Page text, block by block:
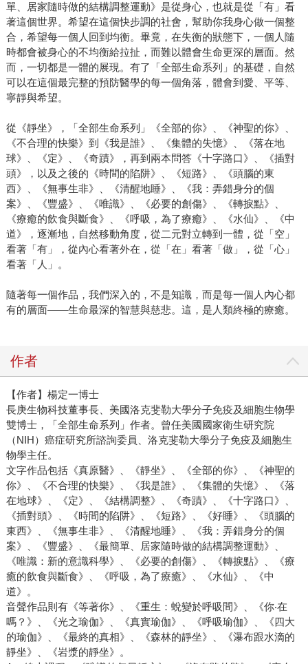
單、居家隨時做的結構調整運動》是從身心，也就是從「有」看
著這個世界。希望在這個快步調的社會，幫助你我身心做一個整
合，希望每一個人回到均衡。畢竟，在失衡的狀態下，一個人隨
時都會被身心的不均衡給拉扯，而難以體會生命更深的層面。然
而，一切都是一體的展現。有了「全部生命系列」的基礎，自然
可以在這個最完整的預防醫學的每一個角落，體會到愛、平等、
寧靜與希望。
從《靜坐》，「全部生命系列」《全部的你》、《神聖的你》、
《不合理的快樂》到《我是誰》、《集體的失憶》、《落在地
球》、《定》、《奇蹟》，再到兩本問答《十字路口》、《插對
頭》，以及之後的《時間的陷阱》、《短路》、《頭腦的東
西》、《無事生非》、《清醒地睡》、《我：弄錯身分的個
案》、《豐盛》、《唯識》、《必要的創傷》、《轉捩點》、
《療癒的飲食與斷食》、《呼吸，為了療癒》、《水仙》、《中
道》，逐漸地，自然移動角度，從二元對立轉到一體，從「空」
看著「有」，從內心看著外在，從「在」看著「做」，從「心」
看著「人」。
隨著每一個作品，我們深入的，不是知識，而是每一個人內心都
有的層面——生命最深的智慧與慈悲。這，是人類終極的療癒。
作者
【作者】楊定一博士
長庚生物科技董事長、美國洛克斐勒大學分子免疫及細胞生物學
雙博士，「全部生命系列」作者。曾任美國國家衛生研究院
（NIH）癌症研究所諮詢委員、洛克斐勒大學分子免疫及細胞生
物學主任。
文字作品包括《真原醫》、《靜坐》、《全部的你》、《神聖的
你》、《不合理的快樂》、《我是誰》、《集體的失憶》、《落
在地球》、《定》、《結構調整》、《奇蹟》、《十字路口》、
《插對頭》、《時間的陷阱》、《短路》、《好睡》、《頭腦的
東西》、《無事生非》、《清醒地睡》、《我：弄錯身分的個
案》、《豐盛》、《最簡單、居家隨時做的結構調整運動》、
《唯識：新的意識科學》、《必要的創傷》、《轉捩點》、《療
癒的飲食與斷食》、《呼吸，為了療癒》、《水仙》、《中
道》。
音聲作品則有《等著你》、《重生：蛻變於呼吸間》、《你‧在
嗎？》、《光之瑜伽》、《真實瑜伽》、《呼吸瑜伽》、《四大
的瑜伽》、《最終的真相》、《森林的靜坐》、《瀑布跟水滴的
靜坐》、《岩漿的靜坐》。